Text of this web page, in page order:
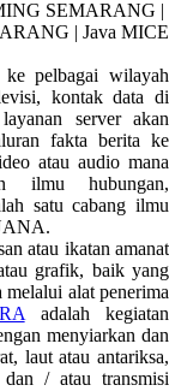
pelbagai wilayah
kontak data di
server akan
fakta berita ke
atau audio mana
ilmu hubungan,
satu cabang ilmu
atau ikatan amanat
grafik, baik yang
alat penerima
adalah kegiatan
menyiarkan dan
laut atau antariksa,
dan / atau transmisi